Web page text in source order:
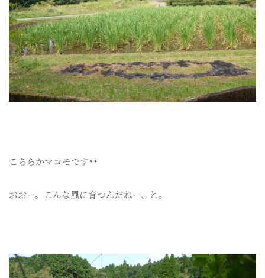
こちらかマコモです
おおー。こんな風に育つんだねー、と。